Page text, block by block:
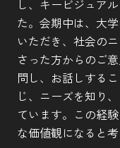
し、キービジュア
た。会期中は、大
いただき、社会の
さった方からのご
問し、お話しする
じ、ニーズを知り
ています。この経
な価値観になると考